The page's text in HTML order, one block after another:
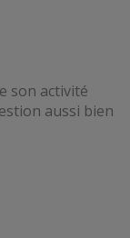
son activité
aussi bien